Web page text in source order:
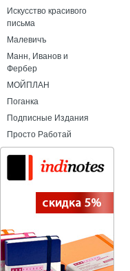
Искусство красивого
письма
Малевичъ
Манн, Иванов и
Фербер
МОЙПЛАН
Поганка
Подписные Издания
Просто Работай
Uni-ball Jetstream SX-217 0.7